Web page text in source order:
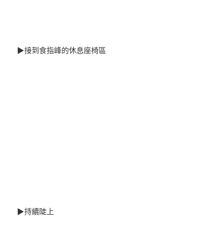
▶接到食指峰的休息座椅區
▶持續陡上